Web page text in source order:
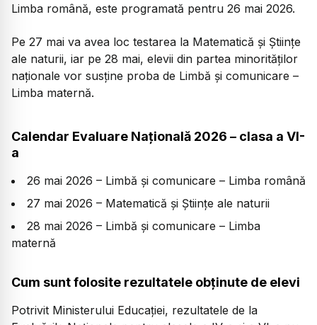
Limba română, este programată pentru 26 mai 2026.
Pe 27 mai va avea loc testarea la Matematică și Științe
ale naturii, iar pe 28 mai, elevii din partea minorităților
naționale vor susține proba de Limbă și comunicare –
Limba maternă.
Calendar Evaluare Națională 2026 – clasa a VI-
a
26 mai 2026 – Limbă și comunicare – Limba română
27 mai 2026 – Matematică și Științe ale naturii
28 mai 2026 – Limbă și comunicare – Limba
maternă
Cum sunt folosite rezultatele obținute de elevi
Potrivit Ministerului Educației, rezultatele de la